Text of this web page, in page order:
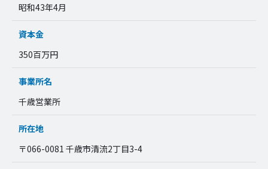
昭和43年4月
資本金
350百万円
事業所名
千歳営業所
所在地
〒066-0081 千歳市清流2丁目3-4